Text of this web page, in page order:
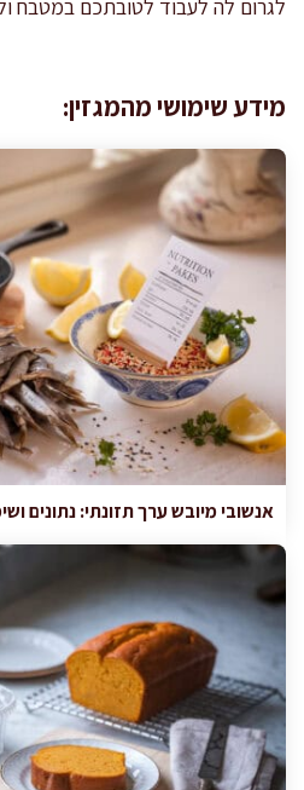
לגרום לה לעבוד לטובתכם במטבח
מידע שימושי מהמגזין:
אנשובי מיובש ערך תזונתי: נתונים